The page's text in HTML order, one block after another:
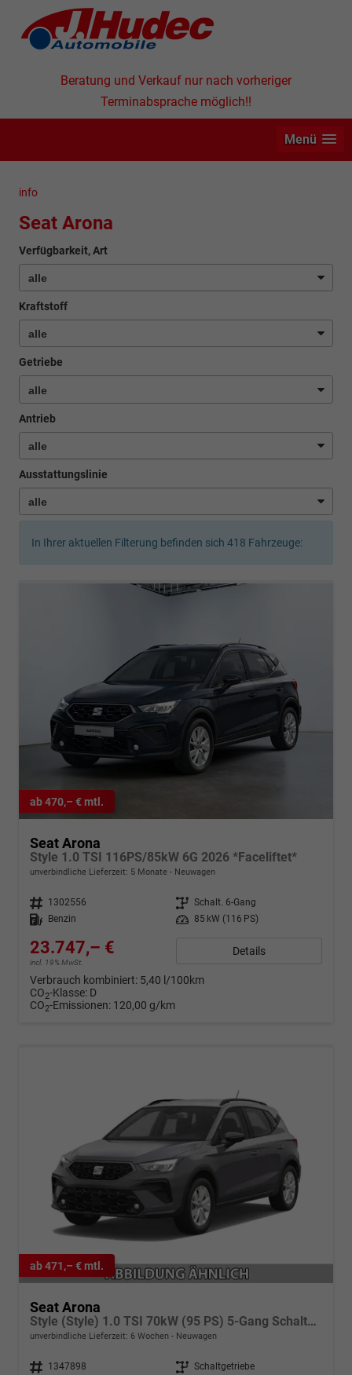
Beratung und Verkauf nur nach vorheriger
Terminabsprache möglich!!
Menü
info
Seat Arona
Verfügbarkeit, Art
Kraftstoff
Getriebe
Antrieb
Ausstattungslinie
In Ihrer aktuellen Filterung befinden sich 418 Fahrzeuge:
ab 470,– € mtl.
Seat Arona
Style 1.0 TSI 116PS/85kW 6G 2026 *Faceliftet*
unverbindliche Lieferzeit: 5 Monate Neuwagen
Fahrzeugnr. 1302556 Getriebe Schalt. 6-Gang
Kraftstoff
Benzin Leistung 85 kW (116 PS)
23.747,– €
incl. 19% MwSt.
Details
Verbrauch kombiniert: 5,40 l/100km
CO2-Klasse: D
CO2-Emissionen: 120,00 g/km
ab 471,– € mtl.
Seat Arona
Style (Style) 1.0 TSI 70kW (95 PS) 5-Gang Schaltgetriebe
unverbindliche Lieferzeit: 6 Wochen Neuwagen
Fahrzeugnr. 1347898 Getriebe Schaltgetriebe